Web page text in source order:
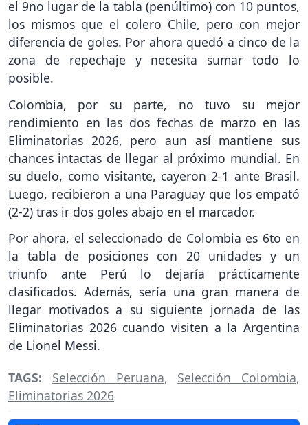
el 9no lugar de la tabla (penúltimo) con 10 puntos,
los mismos que el colero Chile, pero con mejor
diferencia de goles. Por ahora quedó a cinco de la
zona de repechaje y necesita sumar todo lo
posible.
Colombia, por su parte, no tuvo su mejor
rendimiento en las dos fechas de marzo en las
Eliminatorias 2026, pero aun así mantiene sus
chances intactas de llegar al próximo mundial. En
su duelo, como visitante, cayeron 2-1 ante Brasil.
Luego, recibieron a una Paraguay que los empató
(2-2) tras ir dos goles abajo en el marcador.
Por ahora, el seleccionado de Colombia es 6to en
la tabla de posiciones con 20 unidades y un
triunfo ante Perú lo dejaría prácticamente
clasificados. Además, sería una gran manera de
llegar motivados a su siguiente jornada de las
Eliminatorias 2026 cuando visiten a la Argentina
de Lionel Messi.
TAGS: Selección Peruana, Selección Colombia,
Eliminatorias 2026